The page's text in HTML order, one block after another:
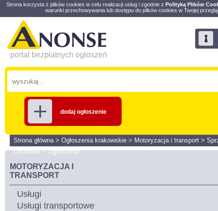
Strona korzysta z plików cookies w celu realizacji usług i zgodnie z Polityką Plików
warunki przechowywania lub dostępu do plików cookies w Twojej
portal bezpłatnych ogłoszeń
dodaj ogłoszenie
Strona główna> Ogłoszenia krakowskie > Motoryzacja i transport >
Osobowe>Ogłoszenie
MOTORYZACJA I
TRANSPORT
Usługi
Usługi transportowe